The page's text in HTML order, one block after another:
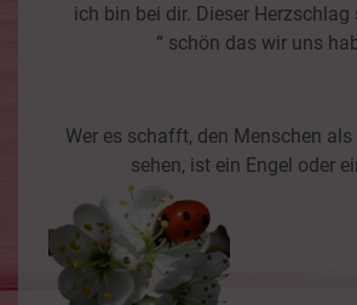
ich bin bei dir. Dieser
“ schön das wir uns
Wer es schafft, den Menschen
sehen, ist ein Engel oder